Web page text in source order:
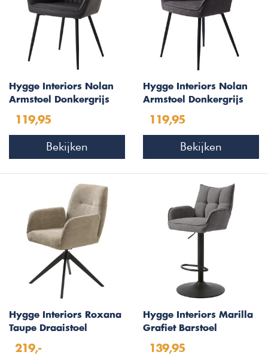
Hygge Interiors Nolan
Armstoel Donkergrijs
119,95
Bekijken
Hygge Interiors Nolan
Armstoel Donkergrijs
119,95
Bekijken
Hygge Interiors Roxana
Taupe Draaistoel
219,-
Hygge Interiors Marilla
Grafiet Barstoel
139,95